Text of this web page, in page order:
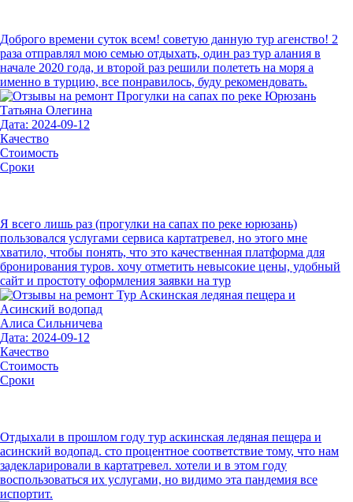
Доброго времени суток всем! советую данную тур агенство! 2
раза отправлял мою семью отдыхать, один раз тур алания в
начале 2020 года, и второй раз решили полететь на моря а
именно в турцию, все понравилось, буду рекомендовать.
Татьяна Олегина
Дата: 2024-09-12
Качество
Стоимость
Сроки
Я всего лишь раз (прогулки на сапах по реке юрюзань)
пользовался услугами сервиса картатревел, но этого мне
хватило, чтобы понять, что это качественная платформа для
бронирования туров. хочу отметить невысокие цены, удобный
сайт и простоту оформления заявки на тур
Алиса Сильничева
Дата: 2024-09-12
Качество
Стоимость
Сроки
Отдыхали в прошлом году тур аскинская ледяная пещера и
асинский водопад. сто процентное соответствие тому, что нам
задекларировали в картатревел. хотели и в этом году
воспользоваться их услугами, но видимо эта пандемия все
испортит.